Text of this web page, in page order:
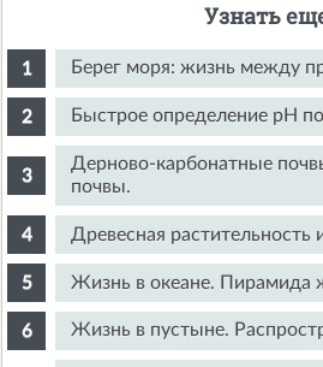
Узнать
Берег моря: жизнь между
Быстрое определение pH
Дерново-карбонатные
почвы.
Древесная растительность
Жизнь в океане. Пирамида
Жизнь в пустыне.